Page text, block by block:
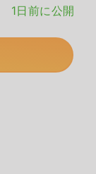
1日前に公開